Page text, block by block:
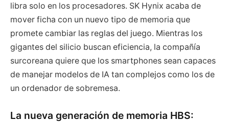
libra solo en los procesadores. SK Hynix acaba de
mover ficha con un nuevo tipo de memoria que
promete cambiar las reglas del juego. Mientras los
gigantes del silicio buscan eficiencia, la compañía
surcoreana quiere que los smartphones sean capaces
de manejar modelos de IA tan complejos como los de
un ordenador de sobremesa.
La nueva generación de memoria HBS: